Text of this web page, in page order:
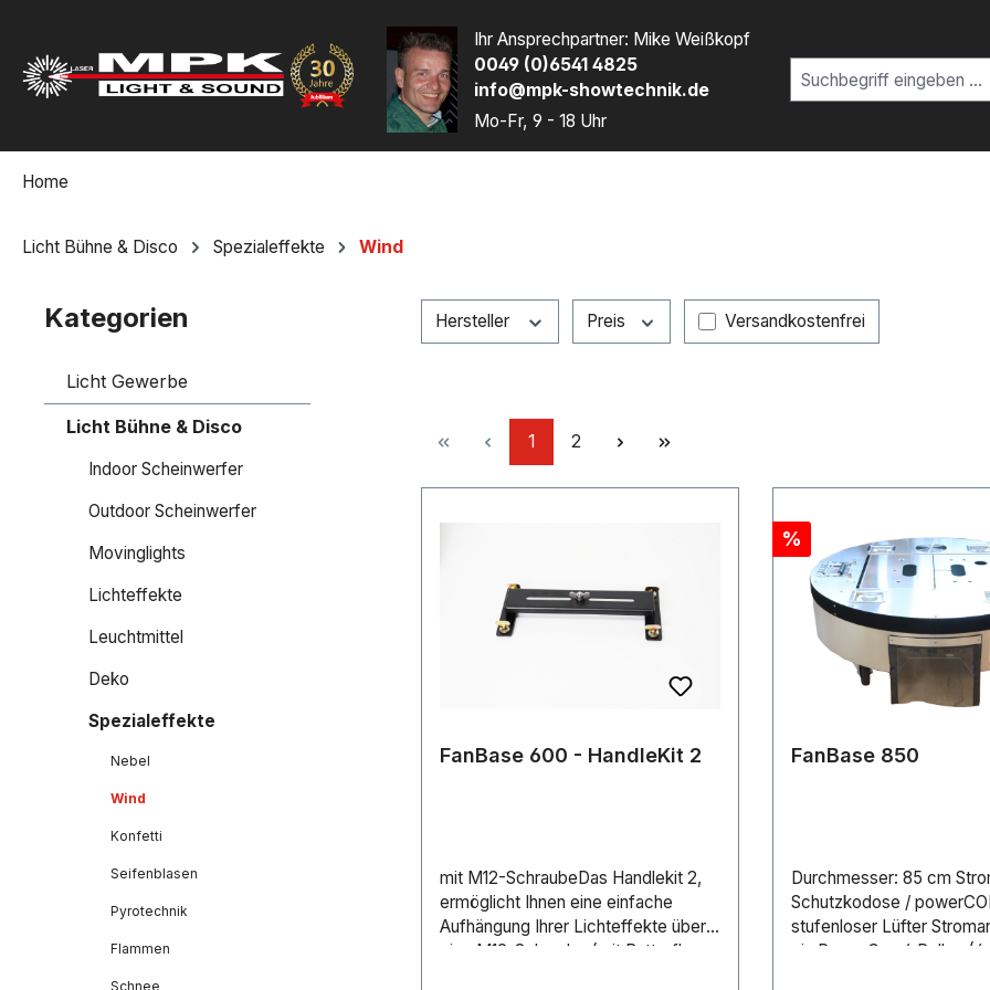
Ihr Ansprechpartner: Mike Weißkopf
0049 (0)6541 4825
info@mpk-showtechnik.de
Mo-Fr, 9 - 18 Uhr
Home
Licht Bühne & Disco Spezialeffekte Wind
Kategorien
Licht Gewerbe
Licht Bühne & Disco
Indoor Scheinwerfer
Outdoor Scheinwerfer
Movinglights
Lichteffekte
Leuchtmittel
Deko
Spezialeffekte
Nebel
Wind
Konfetti
Seifenblasen
Pyrotechnik
Flammen
Schnee
Hersteller Preis Filter hinzufügen: Versandkostenfrei
Versandkostenfrei
Seite
1 Seite
2
FanBase 600 - HandleKit 2
mit M12-SchraubeDas Handlekit 2,
ermöglicht Ihnen eine einfache
Aufhängung Ihrer Lichteffekte über
eine M12-Schraube (mit Butterfly-
Rabatt
%
FanBase 850
Durchmesser: 85 cm
Schutzkodose /
stufenloser Lüfter
via PowerCon 4 Rollen (4